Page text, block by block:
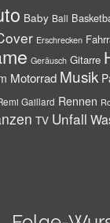
Baby Ball
Erschrecken
Geräusch Gitarre
Motorrad Musik
Gaillard Rennen
TV Unfall